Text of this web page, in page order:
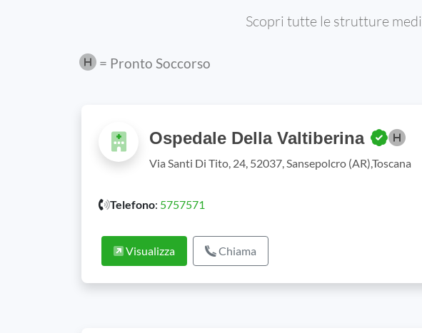
Scopri tutte le strutture
= Pronto Soccorso
Ospedale Della Valtiberina
Via Santi Di Tito, 24, 52037, Sansepolcro (AR),Toscana
Telefono: 5757571
Visualizza Chiama